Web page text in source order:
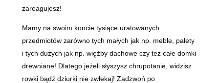
zareagujesz!
Mamy na swoim koncie tysiące uratowanych
przedmiotów zarówno tych małych jak np. meble, palety
i tych dużych jak np. więźby dachowe czy też całe domki
drewniane! Dlatego jeżeli słyszysz chrupotanie, widzisz
rowki bądź dziurki nie zwlekaj! Zadzwoń po